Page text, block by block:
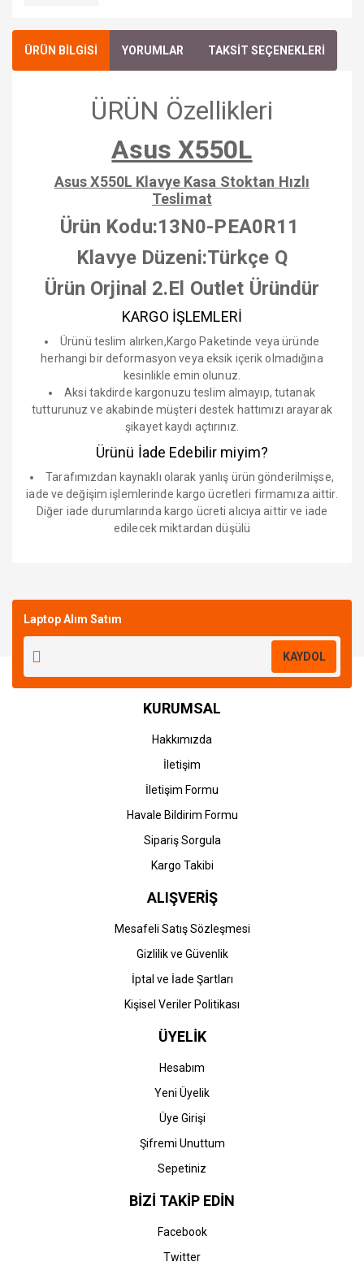
ÜRÜN BİLGİSİ YORUMLAR TAKSİT SEÇENEKLERİ
ÜRÜN Özellikleri
Asus X550L
Asus X550L Klavye Kasa Stoktan Hızlı
Teslimat
Ürün Kodu:13N0-PEA0R11
Klavye Düzeni:Türkçe Q
Ürün Orjinal 2.El Outlet Üründür
KARGO İŞLEMLERİ
Ürünü teslim alırken,Kargo Paketinde veya üründe
herhangi bir deformasyon veya eksik içerik olmadığına
kesinlikle emin olunuz.
Aksi takdirde kargonuzu teslim almayıp, tutanak
tutturunuz ve akabinde müşteri destek hattımızı arayarak
şikayet kaydı açtırınız.
Ürünü İade Edebilir miyim?
Tarafımızdan kaynaklı olarak yanlış ürün gönderilmişse,
iade ve değişim işlemlerinde kargo ücretleri firmamıza aittir.
Diğer iade durumlarında kargo ücreti alıcıya aittir ve iade
edilecek miktardan düşülü
Laptop Alım Satım
KAYDOL
KURUMSAL
Hakkımızda
İletişim
İletişim Formu
Havale Bildirim Formu
Sipariş Sorgula
Kargo Takibi
ALIŞVERİŞ
Mesafeli Satış Sözleşmesi
Gizlilik ve Güvenlik
İptal ve İade Şartları
Kişisel Veriler Politikası
ÜYELİK
Hesabım
Yeni Üyelik
Üye Girişi
Şifremi Unuttum
Sepetiniz
BİZİ TAKİP EDİN
Facebook
Twitter